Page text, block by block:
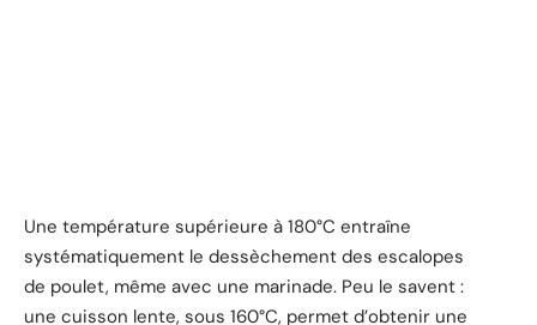
Une température supérieure à 180°C entraîne
systématiquement le dessèchement des escalopes
de poulet, même avec une marinade. Peu le savent :
une cuisson lente, sous 160°C, permet d’obtenir une